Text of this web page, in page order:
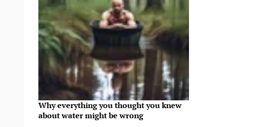
Why everything you thought you knew
about water might be wrong